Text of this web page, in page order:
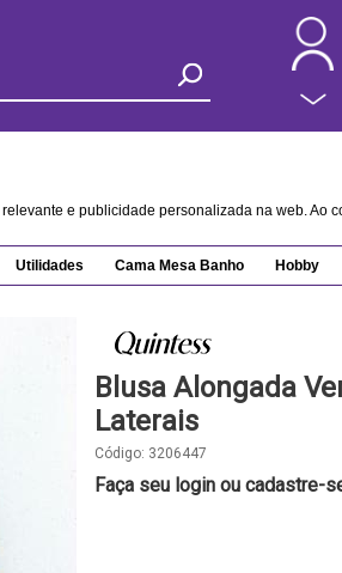
e publicidade personalizada na web. Ao
Utilidades Cama Mesa Banho Hobby
Blusa Alongada
Laterais
Código: 3206447
Faça seu login ou cadastre-